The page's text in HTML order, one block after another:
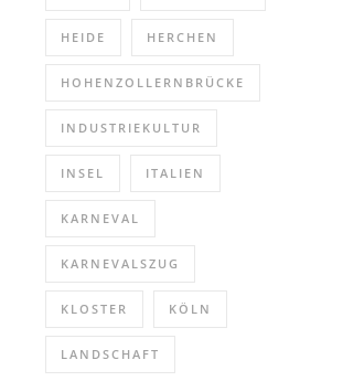
HEIDE HERCHEN
HOHENZOLLERNBRÜCKE
INDUSTRIEKULTUR
INSEL ITALIEN
KARNEVAL
KARNEVALSZUG
KLOSTER KÖLN
LANDSCHAFT